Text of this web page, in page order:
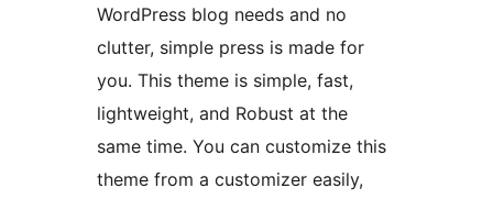
WordPress blog needs and no
clutter, simple press is made for
you. This theme is simple, fast,
lightweight, and Robust at the
same time. You can customize this
theme from a customizer easily,